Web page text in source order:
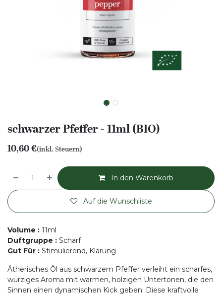
schwarzer Pfeffer - 11ml (BIO)
10,60€(inkl. Steuern)
In den Warenkorb
Auf die Wunschliste
Volume : 11ml
Duftgruppe : Scharf
Gut Für : Stimulierend, Klärung
Ätherisches Öl aus schwarzem Pfeffer verleiht ein scharfes,
würziges Aroma mit warmen, holzigen Untertönen, die den
Sinnen einen dynamischen Kick geben. Diese kraftvolle